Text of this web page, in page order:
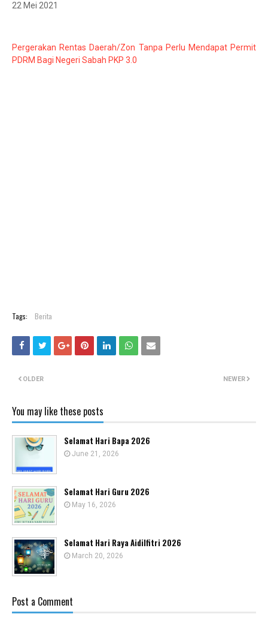
22 Mei 2021
Pergerakan Rentas Daerah/Zon Tanpa Perlu Mendapat Permit
PDRM Bagi Negeri Sabah PKP 3.0
Tags: Berita
NEWER
OLDER
You may like these posts
Selamat Hari Bapa 2026
June 21, 2026
Selamat Hari Guru 2026
May 16, 2026
Selamat Hari Raya Aidilfitri 2026
March 20, 2026
Post a Comment